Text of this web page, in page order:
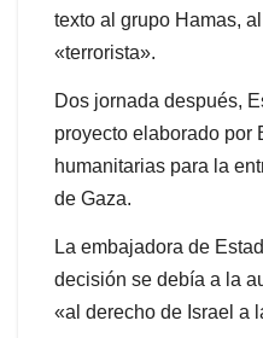
texto al grupo Hamas,
«terrorista».
Dos jornada después,
proyecto elaborado por
humanitarias para la
de Gaza.
La embajadora de
decisión se debía a la
«al derecho de Israel a